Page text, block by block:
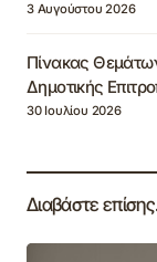
3 Αυγούστου 2026
Πίνακας
Δημοτικής
30 Ιουλίου 2026
Διαβάστε